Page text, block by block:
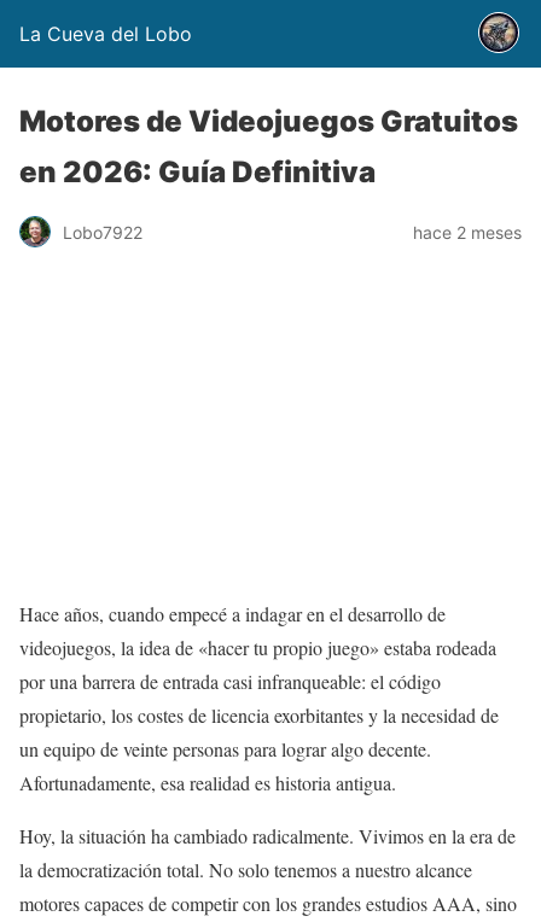
La Cueva del Lobo
Motores de Videojuegos Gratuitos
en 2026: Guía Definitiva
Lobo7922 hace 2 meses
Hace años, cuando empecé a indagar en el desarrollo de
videojuegos, la idea de «hacer tu propio juego» estaba rodeada
por una barrera de entrada casi infranqueable: el código
propietario, los costes de licencia exorbitantes y la necesidad de
un equipo de veinte personas para lograr algo decente.
Afortunadamente, esa realidad es historia antigua.
Hoy, la situación ha cambiado radicalmente. Vivimos en la era de
la democratización total. No solo tenemos a nuestro alcance
motores capaces de competir con los grandes estudios AAA, sino